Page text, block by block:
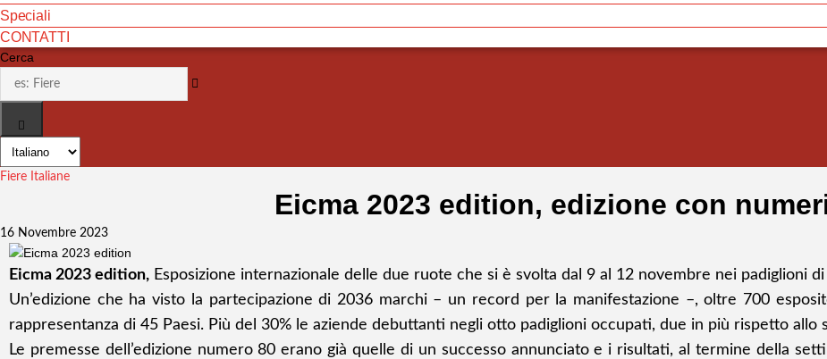
Speciali
CONTATTI
Cerca
Fiere Italiane
Eicma 2023 edition, edizione con
16 Novembre 2023
Eicma 2023 edition, Esposizione internazionale delle due ruote che si è svolta dal 9 al 12 novembre nei padiglioni
Un’edizione che ha visto la partecipazione di 2036 marchi – un record per la manifestazione –, oltre 700
rappresentanza di 45 Paesi. Più del 30% le aziende debuttanti negli otto padiglioni occupati, due in più rispetto
Le premesse dell’edizione numero 80 erano già quelle di un successo annunciato e i risultati, al termine della